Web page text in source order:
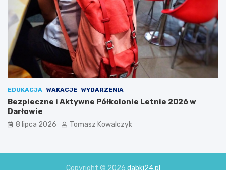
EDUKACJA WAKACJE WYDARZENIA
Bezpieczne i Aktywne Półkolonie Letnie 2026 w
Darłowie
8 lipca 2026 Tomasz Kowalczyk